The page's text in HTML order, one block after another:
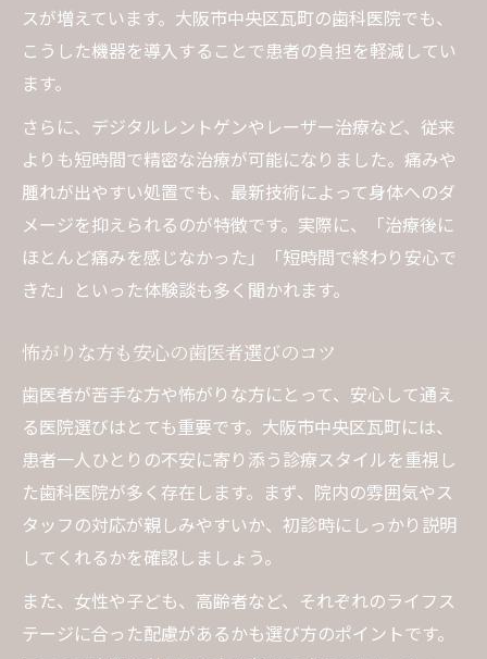
スが増えています。大阪市中央区瓦町の歯科医院でも、
こうした機器を導入することで患者の負担を軽減してい
ます。
さらに、デジタルレントゲンやレーザー治療など、従来
よりも短時間で精密な治療が可能になりました。痛みや
腫れが出やすい処置でも、最新技術によって身体へのダ
メージを抑えられるのが特徴です。実際に、「治療後に
ほとんど痛みを感じなかった」「短時間で終わり安心で
きた」といった体験談も多く聞かれます。
怖がりな方も安心の歯医者選びのコツ
歯医者が苦手な方や怖がりな方にとって、安心して通え
る医院選びはとても重要です。大阪市中央区瓦町には、
患者一人ひとりの不安に寄り添う診療スタイルを重視し
た歯科医院が多く存在します。まず、院内の雰囲気やス
タッフの対応が親しみやすいか、初診時にしっかり説明
してくれるかを確認しましょう。
また、女性や子ども、高齢者など、それぞれのライフス
テージに合った配慮があるかも選び方のポイントです。